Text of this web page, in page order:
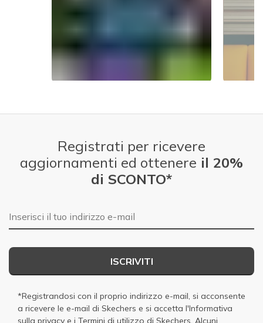
Registrati per ricevere
aggiornamenti ed ottenere il 20%
di SCONTO*
E-mail
ISCRIVITI
*Registrandosi con il proprio indirizzo e-mail, si acconsente
a ricevere le e-mail di Skechers e si accetta l'Informativa
sulla privacy e i Termini di utilizzo di Skechers. Alcuni